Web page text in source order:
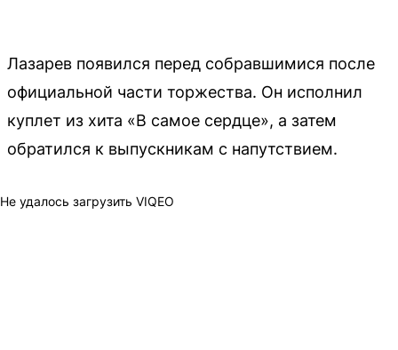
Лазарев появился перед собравшимися после
официальной части торжества. Он исполнил
куплет из хита «В самое сердце», а затем
обратился к выпускникам с напутствием.
Не удалось загрузить VIQEO